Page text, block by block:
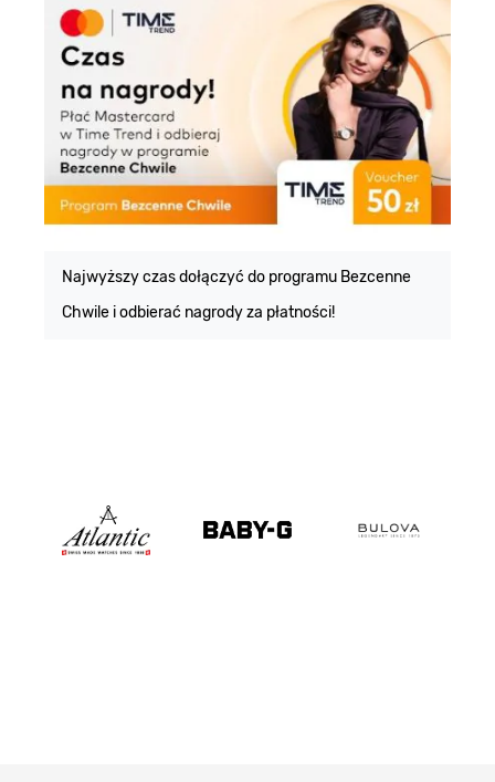
Najwyższy czas dołączyć do programu Bezcenne
Chwile i odbierać nagrody za płatności!